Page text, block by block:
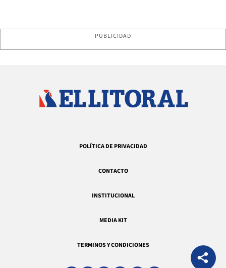
PUBLICIDAD
POLÍTICA DE PRIVACIDAD
CONTACTO
INSTITUCIONAL
MEDIA KIT
TERMINOS Y CONDICIONES